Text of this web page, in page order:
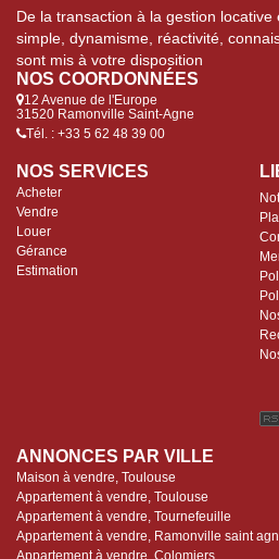
De la transaction à la gestion
simple, dynamisme, réactivité,
sont mis à votre disposition
NOS COORDONNÉES
12 Avenue de l'Europe
31520 Ramonville Saint-Agne
Tél. : +33 5 62 48 39 00
NOS SERVICES
Acheter
Vendre
Louer
Gérance
Estimation
ANNONCES PAR VILLE
Maison à vendre, Toulouse
Appartement à vendre, Toulouse
Appartement à vendre, Tournefeuille
Appartement à vendre, Ramonville saint
Appartement à vendre, Colomiers